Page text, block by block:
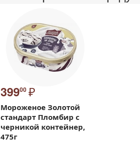
39900 ₽
Мороженое Золотой
стандарт Пломбир с
черникой контейнер,
475г